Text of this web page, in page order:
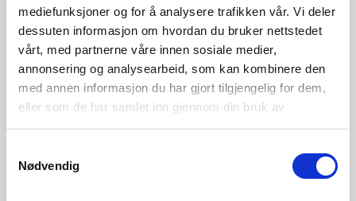
mediefunksjoner og for å analysere trafikken vår. Vi deler
dessuten informasjon om hvordan du bruker nettstedet
vårt, med partnerne våre innen sosiale medier,
annonsering og analysearbeid, som kan kombinere den
med annen informasjon du har gjort tilgjengelig for dem,
eller som de har samlet inn gjennom din bruk av
tjenestene deres.
Nødvendig
Se video